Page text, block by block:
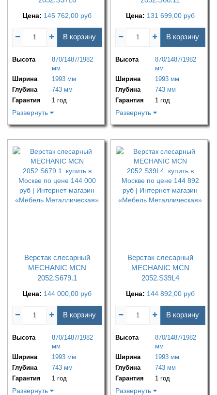
Цена: 145 762,00 руб
В корзину
Высота
870/1487/1982
мм
Ширина
1993 мм
Глубина
743 мм
Гарантия
1 год
Развернуть
Цена: 131 699,00 руб
В корзину
Высота
870/1487/1982
мм
Ширина
1993 мм
Глубина
743 мм
Гарантия
1 год
Развернуть
Верстак слесарный
MECHANIC MCN
2052.S679.1
Цена: 144 000,00 руб
В корзину
Высота
870/1487/1982
мм
Ширина
1993 мм
Глубина
743 мм
Гарантия
1 год
Развернуть
Верстак слесарный
MECHANIC MCN
2052.S39L4
Цена: 144 892,00 руб
В корзину
Высота
870/1487/1982
мм
Ширина
1993 мм
Глубина
743 мм
Гарантия
1 год
Развернуть